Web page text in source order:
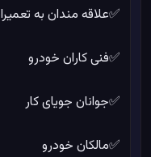
✅علاقه مندان به
✅فنی کاران خودرو
✅جوانان جویای کار
✅مالکان خودرو